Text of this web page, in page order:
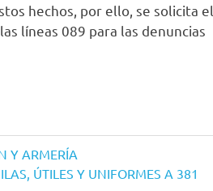
hechos, por ello, se solicita el
líneas 089 para las denuncias
Y ARMERÍA
ÚTILES Y UNIFORMES A 381